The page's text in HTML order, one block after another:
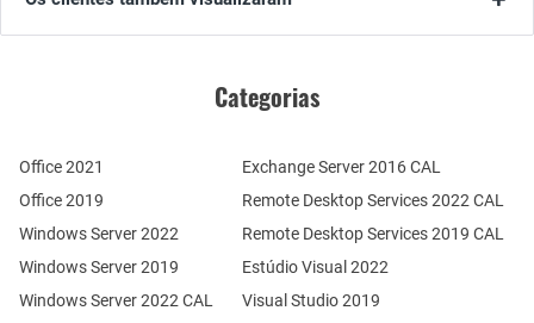
Categorias
Office 2021
Office 2019
Windows Server 2022
Windows Server 2019
Windows Server 2022 CAL
Remote Desktop Services 2022 CAL
Remote Desktop Services 2019 CAL
Exchange Server 2016 CAL
Estúdio Visual 2022
Visual Studio 2019